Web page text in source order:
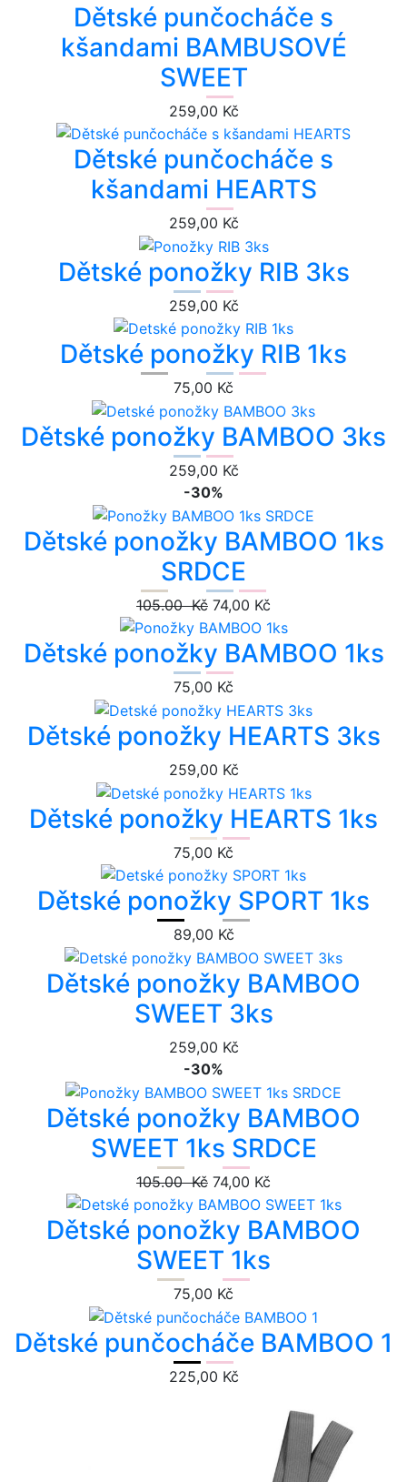
Dětské punčocháče s
kšandami BAMBUSOVÉ
SWEET
259,00 Kč
Dětské punčocháče s
kšandami HEARTS
259,00 Kč
Dětské ponožky RIB 3ks
259,00 Kč
Dětské ponožky RIB 1ks
75,00 Kč
Dětské ponožky BAMBOO 3ks
259,00 Kč
-30%
Dětské ponožky BAMBOO 1ks
SRDCE
105.00 Kč 74,00 Kč
Dětské ponožky BAMBOO 1ks
75,00 Kč
Dětské ponožky HEARTS 3ks
259,00 Kč
Dětské ponožky HEARTS 1ks
75,00 Kč
Dětské ponožky SPORT 1ks
89,00 Kč
Dětské ponožky BAMBOO
SWEET 3ks
259,00 Kč
-30%
Dětské ponožky BAMBOO
SWEET 1ks SRDCE
105.00 Kč 74,00 Kč
Dětské ponožky BAMBOO
SWEET 1ks
75,00 Kč
Dětské punčocháče BAMBOO 1
225,00 Kč